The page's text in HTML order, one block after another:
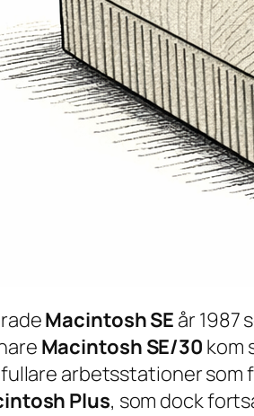
Macintosh SE år 1987
Macintosh SE/30 kom
arbetsstationer som
Plus, som dock